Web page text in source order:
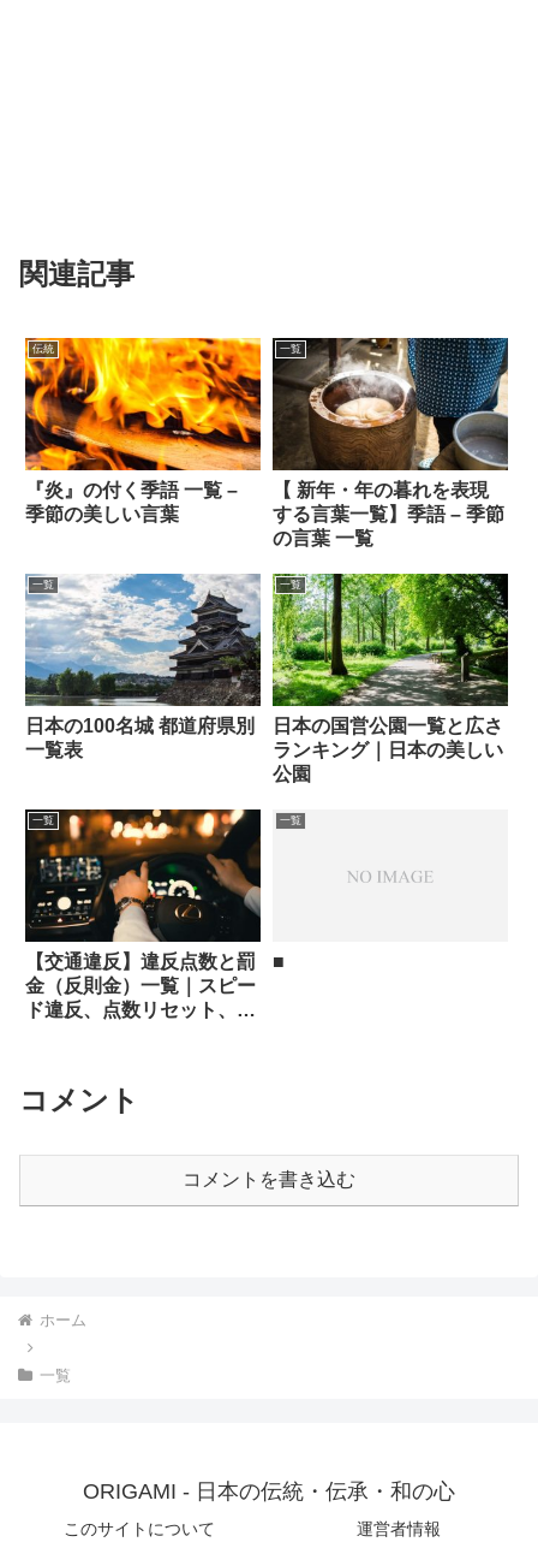
関連記事
伝統
『炎』の付く季語 一覧 –
季節の美しい言葉
一覧
【 新年・年の暮れを表現
する言葉一覧】季語 – 季節
の言葉 一覧
一覧
日本の100名城 都道府県別
一覧表
一覧
日本の国営公園一覧と広さ
ランキング｜日本の美しい
公園
一覧
【交通違反】違反点数と罰
金（反則金）一覧｜スピー
ド違反、点数リセット、免
一覧
■
コメント
コメントを書き込む
ホーム
一覧
ORIGAMI - 日本の伝統・伝承・和の心
このサイトについて 運営者情報